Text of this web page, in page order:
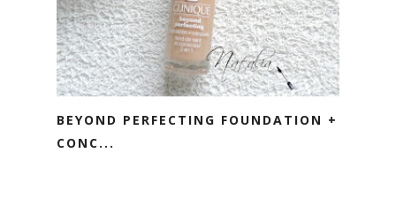
BEYOND PERFECTING FOUNDATION +
CONC...